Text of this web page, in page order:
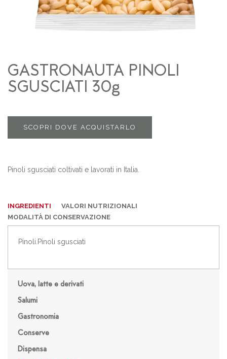
Uova, latte e derivati
Salumi
Gastronomia
Conserve
Dispensa
GASTRONAUTA PINOLI
SGUSCIATI 30g
SCOPRI DOVE ACQUISTARLO
Pinoli sgusciati coltivati e lavorati in Italia.
INGREDIENTI
VALORI NUTRIZIONALI
MODALITÀ DI CONSERVAZIONE
Pinoli.Pinoli sgusciati